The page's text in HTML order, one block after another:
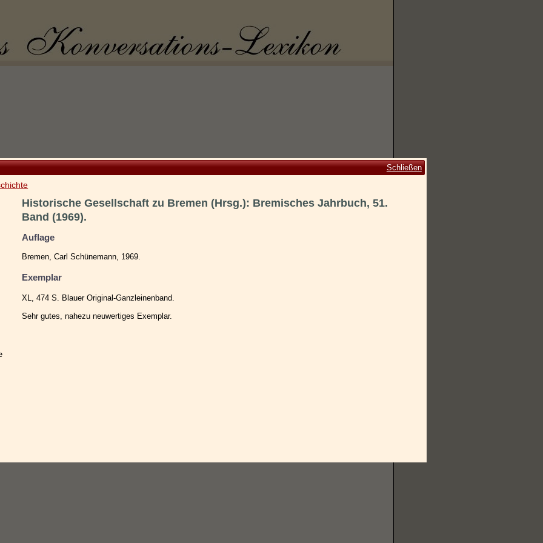
Schließen
Historische Gesellschaft zu Bremen (Hrsg.): Bremisches Jahrbuch, 51.
Band (1969).
Auflage
Bremen, Carl Schünemann, 1969.
Exemplar
XL, 474 S. Blauer Original-Ganzleinenband.
Sehr gutes, nahezu neuwertiges Exemplar.